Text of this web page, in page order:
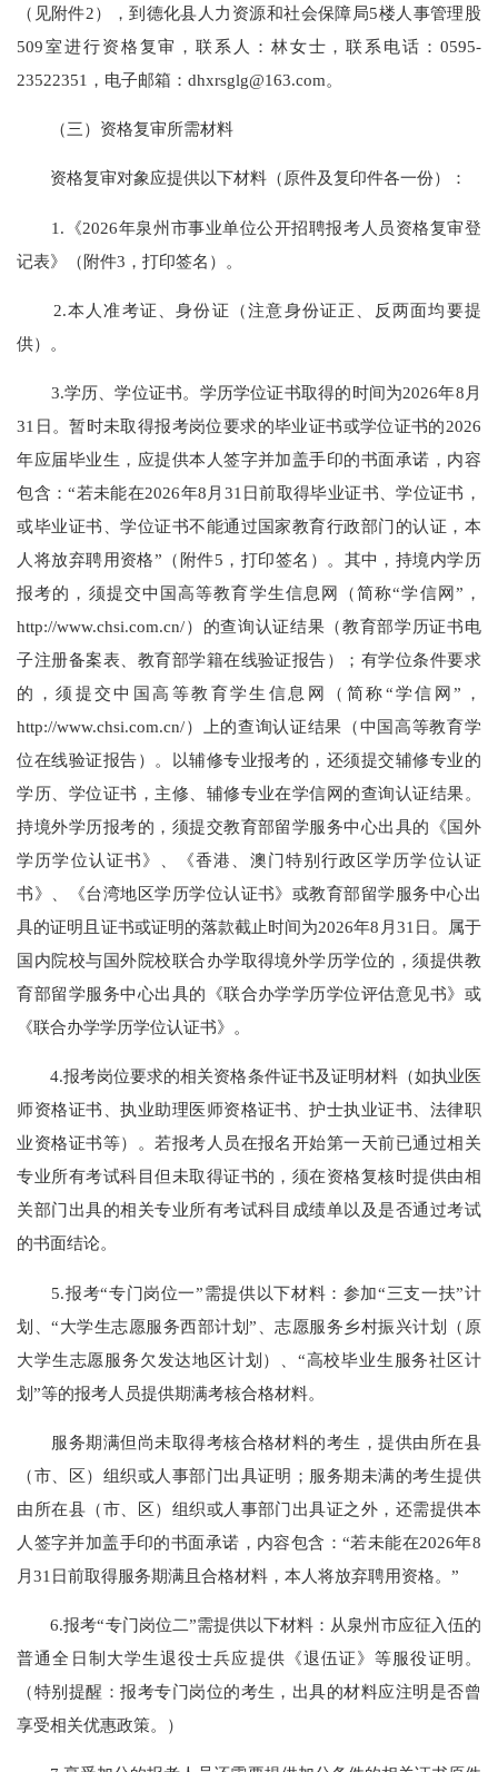
（见附件2），到德化县人力资源和社会保障局5楼人事管理股
509室进行资格复审，联系人：林女士，联系电话：0595-
23522351，电子邮箱：dhxrsglg@163.com。
（三）资格复审所需材料
资格复审对象应提供以下材料（原件及复印件各一份）：
1.《2026年泉州市事业单位公开招聘报考人员资格复审登
记表》（附件3，打印签名）。
2.本人准考证、身份证（注意身份证正、反两面均要提
供）。
3.学历、学位证书。学历学位证书取得的时间为2026年8月
31日。暂时未取得报考岗位要求的毕业证书或学位证书的2026
年应届毕业生，应提供本人签字并加盖手印的书面承诺，内容
包含：“若未能在2026年8月31日前取得毕业证书、学位证书，
或毕业证书、学位证书不能通过国家教育行政部门的认证，本
人将放弃聘用资格”（附件5，打印签名）。其中，持境内学历
报考的，须提交中国高等教育学生信息网（简称“学信网”，
http://www.chsi.com.cn/）的查询认证结果（教育部学历证书电
子注册备案表、教育部学籍在线验证报告）；有学位条件要求
的，须提交中国高等教育学生信息网（简称“学信网”，
http://www.chsi.com.cn/）上的查询认证结果（中国高等教育学
位在线验证报告）。以辅修专业报考的，还须提交辅修专业的
学历、学位证书，主修、辅修专业在学信网的查询认证结果。
持境外学历报考的，须提交教育部留学服务中心出具的《国外
学历学位认证书》、《香港、澳门特别行政区学历学位认证
书》、《台湾地区学历学位认证书》或教育部留学服务中心出
具的证明且证书或证明的落款截止时间为2026年8月31日。属于
国内院校与国外院校联合办学取得境外学历学位的，须提供教
育部留学服务中心出具的《联合办学学历学位评估意见书》或
《联合办学学历学位认证书》。
4.报考岗位要求的相关资格条件证书及证明材料（如执业医
师资格证书、执业助理医师资格证书、护士执业证书、法律职
业资格证书等）。若报考人员在报名开始第一天前已通过相关
专业所有考试科目但未取得证书的，须在资格复核时提供由相
关部门出具的相关专业所有考试科目成绩单以及是否通过考试
的书面结论。
5.报考“专门岗位一”需提供以下材料：参加“三支一扶”计
划、“大学生志愿服务西部计划”、志愿服务乡村振兴计划（原
大学生志愿服务欠发达地区计划）、“高校毕业生服务社区计
划”等的报考人员提供期满考核合格材料。
服务期满但尚未取得考核合格材料的考生，提供由所在县
（市、区）组织或人事部门出具证明；服务期未满的考生提供
由所在县（市、区）组织或人事部门出具证之外，还需提供本
人签字并加盖手印的书面承诺，内容包含：“若未能在2026年8
月31日前取得服务期满且合格材料，本人将放弃聘用资格。”
6.报考“专门岗位二”需提供以下材料：从泉州市应征入伍的
普通全日制大学生退役士兵应提供《退伍证》等服役证明。
（特别提醒：报考专门岗位的考生，出具的材料应注明是否曾
享受相关优惠政策。）